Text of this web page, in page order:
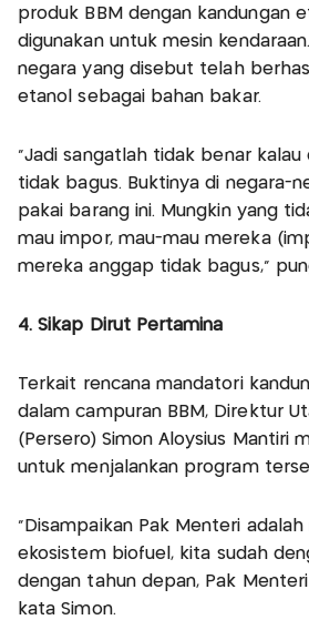
produk BBM dengan kandungan
digunakan untuk mesin
negara yang disebut telah
etanol sebagai bahan bakar.
"Jadi sangatlah tidak benar
tidak bagus. Buktinya di negara-
pakai barang ini. Mungkin yang
mau impor, mau-mau mereka
mereka anggap tidak bagus,"
4. Sikap Dirut Pertamina
Terkait rencana mandatori
dalam campuran BBM, Direktur
(Persero) Simon Aloysius Mantiri
untuk menjalankan program
“Disampaikan Pak Menteri
ekosistem biofuel, kita sudah
dengan tahun depan, Pak Menteri
kata Simon.